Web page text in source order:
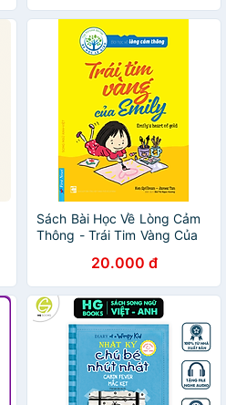
Sách Bài Học Về Lòng Cảm
Thông - Trái Tim Vàng Của
20.000 đ